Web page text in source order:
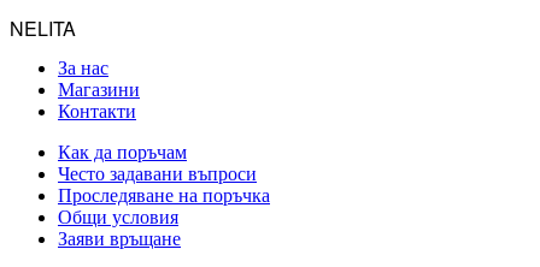
NELITA
За нас
Магазини
Контакти
Как да поръчам
Често задавани въпроси
Проследяване на поръчка
Общи условия
Заяви връщане